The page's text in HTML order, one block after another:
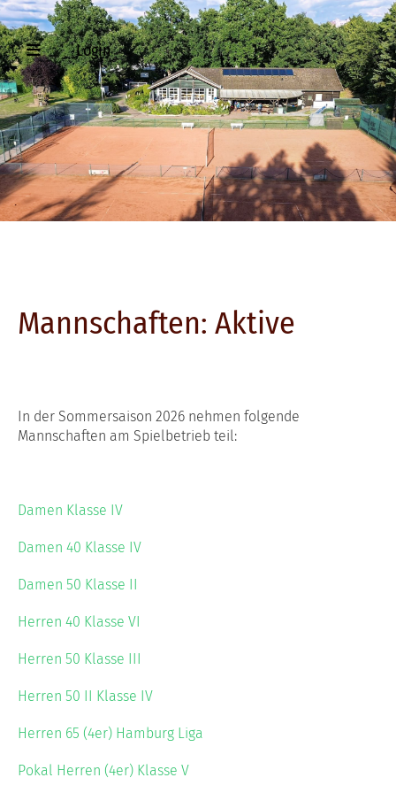
Login
Mannschaften: Aktive
In der Sommersaison 2026 nehmen folgende
Mannschaften am Spielbetrieb teil:
Damen Klasse IV
Damen 40 Klasse IV
Damen 50 Klasse II
Herren 40 Klasse VI
Herren 50 Klasse III
Herren 50 II Klasse IV
Herren 65 (4er) Hamburg Liga
Pokal Herren (4er) Klasse V